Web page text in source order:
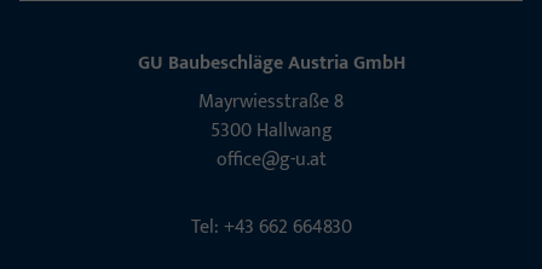
GU Baubeschläge Aus­tria GmbH
Mayrwies­straße 8
5300 Hall­wang
office@g-u.at
Tel: +43 662 664830